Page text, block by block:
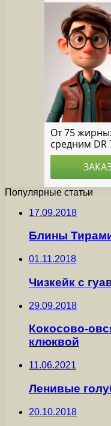
Популярные статьи
17.09.2018
Блины
01.11.2018
Чизкейк с
29.09.2018
Кокосово-
клюквой
11.06.2021
Ленивые
20.10.2018